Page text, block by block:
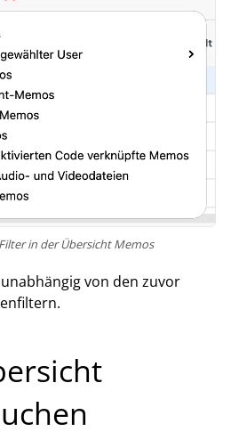
in der Übersicht Memos
von den zuvor